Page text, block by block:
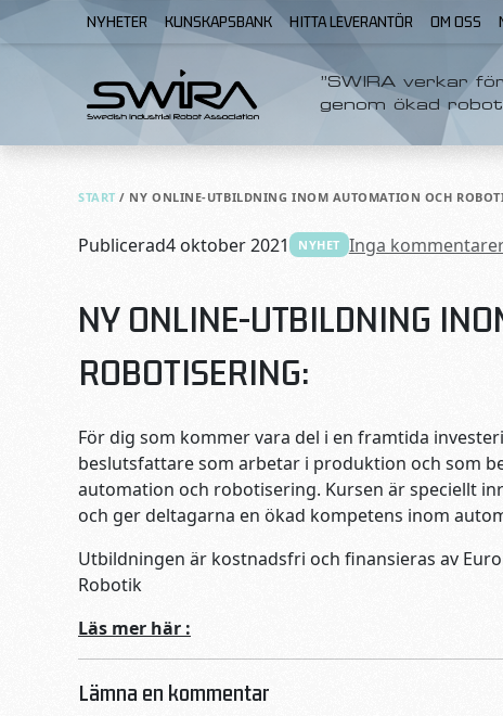
Skip to content
NYHETER KUNSKAPSBANK HITTA LEVERANTÖR OM OSS
”SWIRA verkar
genom ökad
START / NY ONLINE-UTBILDNING INOM AUTOMATION OCH
Publicerad4 oktober 2021 NYHET Inga
NY ONLINE-UTBILDNING
ROBOTISERING:
För dig som kommer vara del i en framtida
beslutsfattare som arbetar i produktion och som
automation och robotisering. Kursen är speciellt
och ger deltagarna en ökad kompetens inom
Utbildningen är kostnadsfri och finansieras av
Robotik
Läs mer här :
Lämna en kommentar